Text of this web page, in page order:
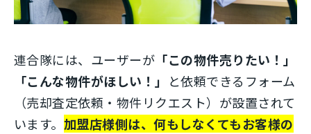
連合隊には、ユーザーが 「この物件売りたい！」
「こんな物件がほしい！」 と依頼できるフォーム
（売却査定依頼・物件リクエスト）が設置されて
います。 加盟店様側は、何もしなくてもお客様の